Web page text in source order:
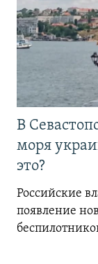
В
моря
это?
Российские
появление